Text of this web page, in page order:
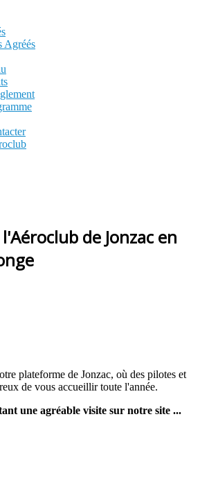
Agréés
de Jonzac en
plateforme de Jonzac, où des pilotes et
de vous accueillir toute l'année.
une agréable visite sur notre site ...